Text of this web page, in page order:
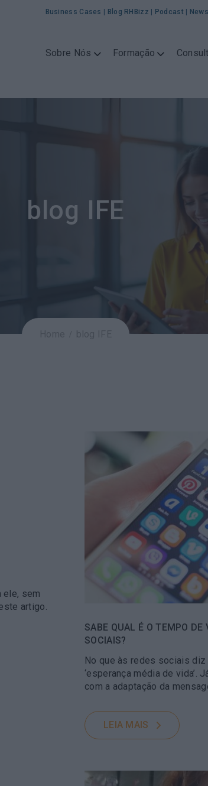
Business Cases Blog RHBizz Podcast
Sobre Nós Formação
blog IFE
ele, sem
artigo.
SABE QUAL É O TEMPO
SOCIAIS?
No que às redes sociais
‘esperança média de vida’.
com a adaptação da
LEIA MAIS